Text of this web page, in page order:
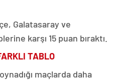
Galatasaray ve
karşı 15 puan bıraktı.
TABLO
maçlarda daha